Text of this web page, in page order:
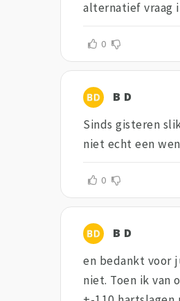
alternatief vraag
0
B D
Sinds gisteren
niet echt een
0
B D
en bedankt voor
niet. Toen ik van